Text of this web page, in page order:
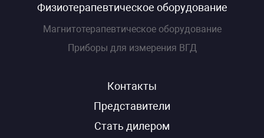
Физиотерапевтическое оборудование
Магнитотерапевтическое оборудование
Приборы для измерения ВГД
Контакты
Представители
Стать дилером